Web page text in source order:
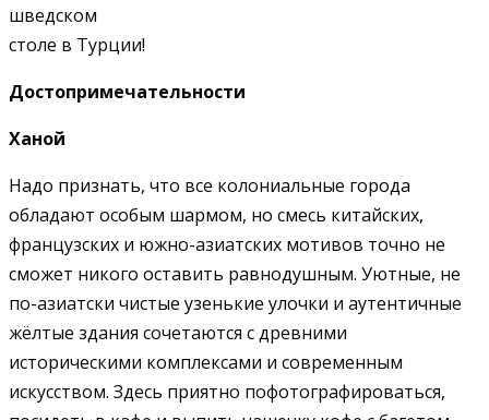
шведском
столе в Турции!
Достопримечательности
Ханой
Надо признать, что все колониальные города
обладают особым шармом, но смесь китайских,
французских и южно-азиатских мотивов точно не
сможет никого оставить равнодушным. Уютные, не
по-азиатски чистые узенькие улочки и аутентичные
жёлтые здания сочетаются с древними
историческими комплексами и современным
искусством. Здесь приятно пофотографироваться,